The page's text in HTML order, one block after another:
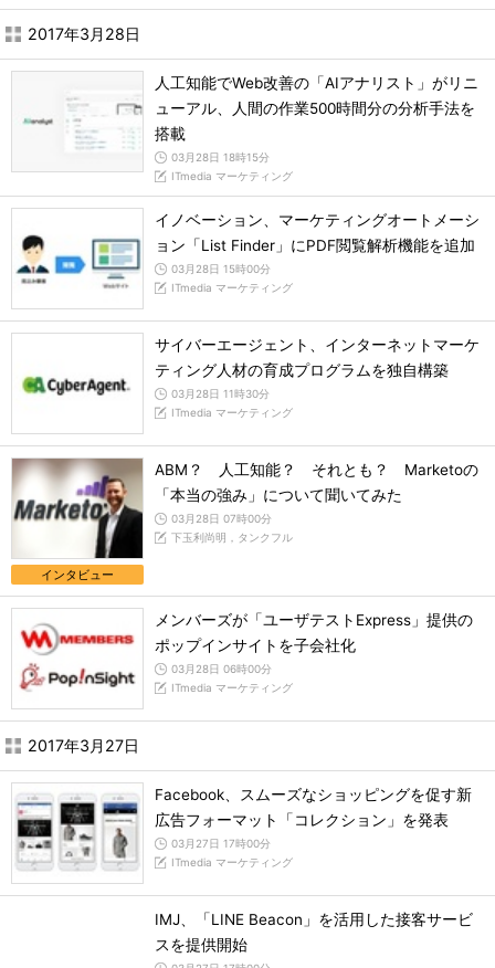
2017年3月28日
人工知能でWeb改善の「AIアナリスト」がリニ
ューアル、人間の作業500時間分の分析手法を
搭載
03月28日 18時15分
ITmedia マーケティング
イノベーション、マーケティングオートメーシ
ョン「List Finder」にPDF閲覧解析機能を追加
03月28日 15時00分
ITmedia マーケティング
サイバーエージェント、インターネットマーケ
ティング人材の育成プログラムを独自構築
03月28日 11時30分
ITmedia マーケティング
インタビュー
ABM？ 人工知能？ それとも？ Marketoの
「本当の強み」について聞いてみた
03月28日 07時00分
下玉利尚明，タンクフル
メンバーズが「ユーザテストExpress」提供の
ポップインサイトを子会社化
03月28日 06時00分
ITmedia マーケティング
2017年3月27日
Facebook、スムーズなショッピングを促す新
広告フォーマット「コレクション」を発表
03月27日 17時00分
ITmedia マーケティング
IMJ、「LINE Beacon」を活用した接客サービ
スを提供開始